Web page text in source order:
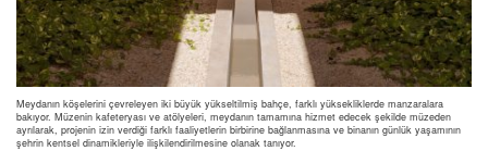
Meydanın köşelerini çevreleyen iki büyük yükseltilmiş bahçe, farklı yüksekliklerde manzaralara
bakıyor. Müzenin kafeteryası ve atölyeleri, meydanın tamamına hizmet edecek şekilde müzeden
ayrılarak, projenin izin verdiği farklı faaliyetlerin birbirine bağlanmasına ve binanın günlük yaşamının
şehrin kentsel dinamikleriyle ilişkilendirilmesine olanak tanıyor.